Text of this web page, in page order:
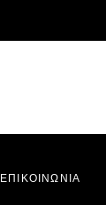
ΕΠΙΚΟΙΝΩΝΙΑ